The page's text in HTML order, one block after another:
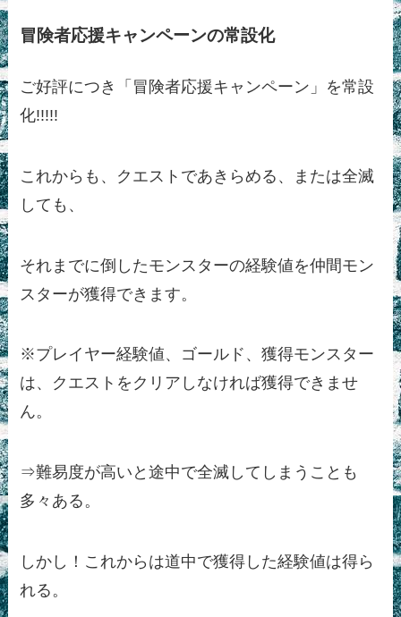
冒険者応援キャンペーンの常設化
ご好評につき「冒険者応援キャンペーン」を常設
化!!!!!
これからも、クエストであきらめる、または全滅
しても、
それまでに倒したモンスターの経験値を仲間モン
スターが獲得できます。
※プレイヤー経験値、ゴールド、獲得モンスター
は、クエストをクリアしなければ獲得できませ
ん。
⇒難易度が高いと途中で全滅してしまうことも
多々ある。
しかし！これからは道中で獲得した経験値は得ら
れる。